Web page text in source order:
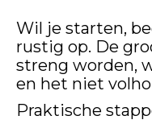
Wil je starten,
rustig op. De
streng worden,
en het niet
Praktische